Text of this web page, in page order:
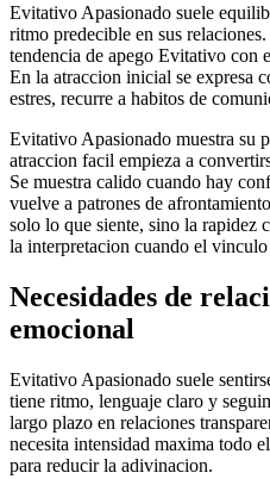
Evitativo Apasionado suele
ritmo predecible en sus
tendencia de apego Evitativo con
En la atraccion inicial se expresa
estres, recurre a habitos de
Evitativo Apasionado muestra su
atraccion facil empieza a
Se muestra calido cuando hay
vuelve a patrones de
solo lo que siente, sino la rapidez
la interpretacion cuando el
Necesidades de
emocional
Evitativo Apasionado suele
tiene ritmo, lenguaje claro y
largo plazo en relaciones
necesita intensidad maxima todo
para reducir la adivinacion.